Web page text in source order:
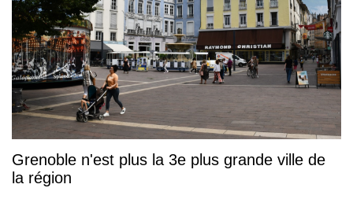
Grenoble n'est plus la 3e plus grande ville de
la région